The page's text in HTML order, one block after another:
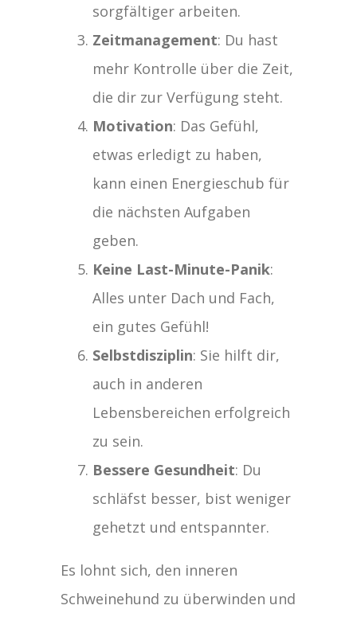
sorgfältiger arbeiten.
Zeitmanagement: Du hast
mehr Kontrolle über die Zeit,
die dir zur Verfügung steht.
Motivation: Das Gefühl,
etwas erledigt zu haben,
kann einen Energieschub für
die nächsten Aufgaben
geben.
Keine Last-Minute-Panik:
Alles unter Dach und Fach,
ein gutes Gefühl!
Selbstdisziplin: Sie hilft dir,
auch in anderen
Lebensbereichen erfolgreich
zu sein.
Bessere Gesundheit: Du
schläfst besser, bist weniger
gehetzt und entspannter.
Es lohnt sich, den inneren
Schweinehund zu überwinden und